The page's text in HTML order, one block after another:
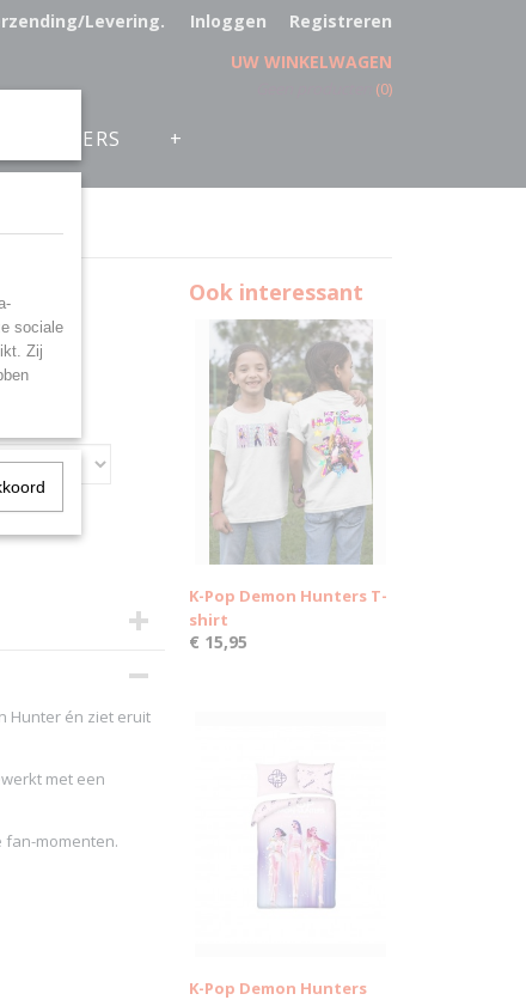
Levering. Inloggen
Registreren
UW WINKELWAGEN
(0)
HUNTERS +
Hunter én ziet eruit
met een
fan-momenten.
Ook interessant
K-Pop Demon Hunters T-
shirt
€ 15,95
K-Pop Demon Hunters
sociale
Zij